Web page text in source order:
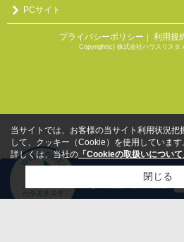
PCサイト
プライバシーポリシー ｜ 利用規
Copyright(c) 株式会社ハウスリスタ
当サイトでは、お客様の当サイト利用状況把
して、クッキー（Cookie）を使用しています
詳しくは、当社の 「Cookieの取扱いについて
閉じる